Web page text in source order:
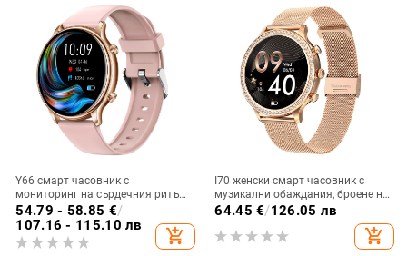
Y66 смарт часовник с
мониторинг на сърдечния ритъм,
измерване на телесна
температура, Bluetooth
разговори, офлайн плащане и
следене на съня
54.79 - 58.85 €/
107.16 - 115.10 лв
add_shopping_cart
I70 женски смарт часовник с
музикални обаждания, броене на
стъпки, пулс, кръвно налягане,
мултиспорт, смарт часовник с
пръстен
64.45 €/126.05 лв
add_shopping_cart